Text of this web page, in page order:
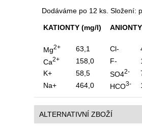
Dodáváme po 12 ks. Složení:
KATIONTY (mg/l)
Mg2+ 63,1 Cl-
Ca2+ 158,0 F-
K+
58,5 SO42-
Na+
464,0 HCO3-
ALTERNATIVNÍ ZBOŽÍ